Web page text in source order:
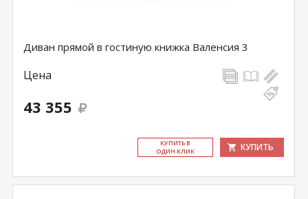
Диван прямой в гостиную книжка Валенсия 3
Цена
43 355
КУ­ПИТЬ В
ОДИН КЛИК
КУПИТЬ